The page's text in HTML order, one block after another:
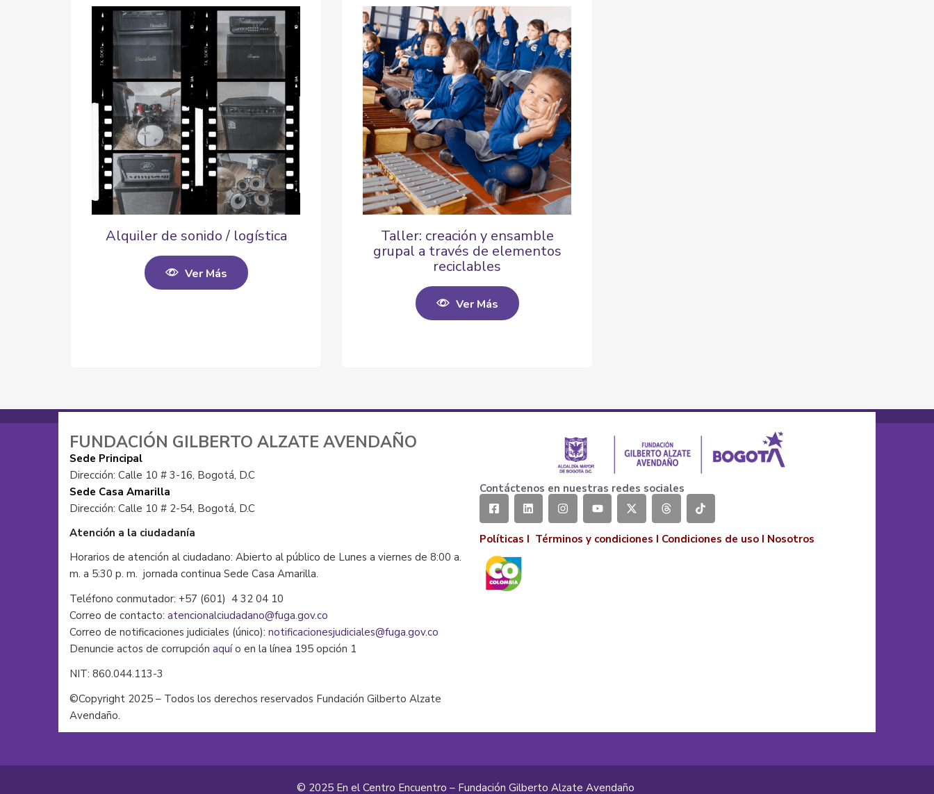
Alquiler de sonido / logística
Ver Más
Taller: creación y ensamble
grupal a través de elementos
reciclables
Ver Más
FUNDACIÓN GILBERTO ALZATE AVENDAÑO
Sede Principal
Dirección: Calle 10 # 3-16, Bogotá, D.C
Sede Casa Amarilla
Dirección: Calle 10 # 2-54, Bogotá, D.C
Atención a la ciudadanía
Horarios de atención al ciudadano: Abierto al público de Lunes a viernes de 8:00 a.
m. a 5:30 p. m. jornada continua Sede Casa Amarilla.
Teléfono conmutador: +57 (601) 4 32 04 10
Correo de contacto: atencionalciudadano@fuga.gov.co
Correo de notificaciones judiciales (único): notificacionesjudiciales@fuga.gov.co
Denuncie actos de corrupción aquío en la línea 195 opción 1
NIT: 860.044.113-3
©Copyright 2025 – Todos los derechos reservados Fundación Gilberto Alzate
Avendaño.
Contáctenos en nuestras redes sociales
Políticas I Términos y condiciones I Condiciones de uso I Nosotros
© 2025 En el Centro Encuentro – Fundación Gilberto Alzate Avendaño